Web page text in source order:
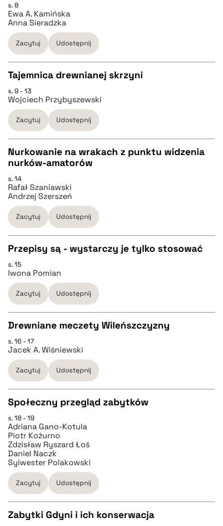
pobierz cytat
CZYSTY TEKST
pobierz cytat
pobierz cytat
s. 8
Ewa A. Kamińska
Anna Sieradzka
Zacytuj Udostępnij
CZYSTY TEKST
pobierz cytat
BIBTEX
Tajemnica drewnianej skrzyni
s. 9 - 13
Wojciech Przybyszewski
Zacytuj Udostępnij
pobierz cytat
BIBTEX
Nurkowanie na wrakach z punktu widzenia
nurków-amatorów
s. 14
Rafał Szaniawski
Andrzej Szerszeń
Zacytuj Udostępnij
CZYSTY TEKST
pobierz cytat
BIBTEX
pobierz cytat
Przepisy są - wystarczy je tylko stosować
s. 15
Iwona Pomian
Zacytuj Udostępnij
CZYSTY TEKST
pobierz cytat
BIBTEX
pobierz cytat
Drewniane meczety Wileńszczyzny
s. 16 - 17
Jacek A. Wiśniewski
Zacytuj Udostępnij
CZYSTY TEKST
pobierz cytat
BIBTEX
Społeczny przegląd zabytków
s. 18 - 19
Adriana Gano-Kotula
Piotr Kożurno
Zdzisław Ryszard Łoś
Daniel Naczk
Sylwester Polakowski
Zacytuj Udostępnij
Zabytki Gdyni i ich konserwacja